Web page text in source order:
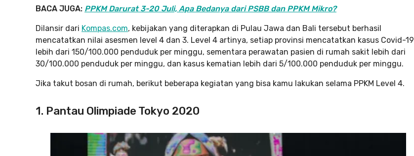
BACA JUGA: PPKM Darurat 3-20 Juli, Apa Bedanya dari PSBB dan PPKM Mikro?
Dilansir dari Kompas.com, kebijakan yang diterapkan di Pulau Jawa dan Bali tersebut berhasil
mencatatkan nilai asesmen level 4 dan 3. Level 4 artinya, setiap provinsi mencatatkan kasus Covid-19
lebih dari 150/100.000 penduduk per minggu, sementara perawatan pasien di rumah sakit lebih dari
30/100.000 penduduk per minggu, dan kasus kematian lebih dari 5/100.000 penduduk per minggu.
Jika takut bosan di rumah, berikut beberapa kegiatan yang bisa kamu lakukan selama PPKM Level 4.
1. Pantau Olimpiade Tokyo 2020